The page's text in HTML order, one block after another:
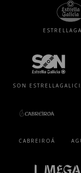
ESTRELLA
SON ESTRELLA
CABREIROÁ